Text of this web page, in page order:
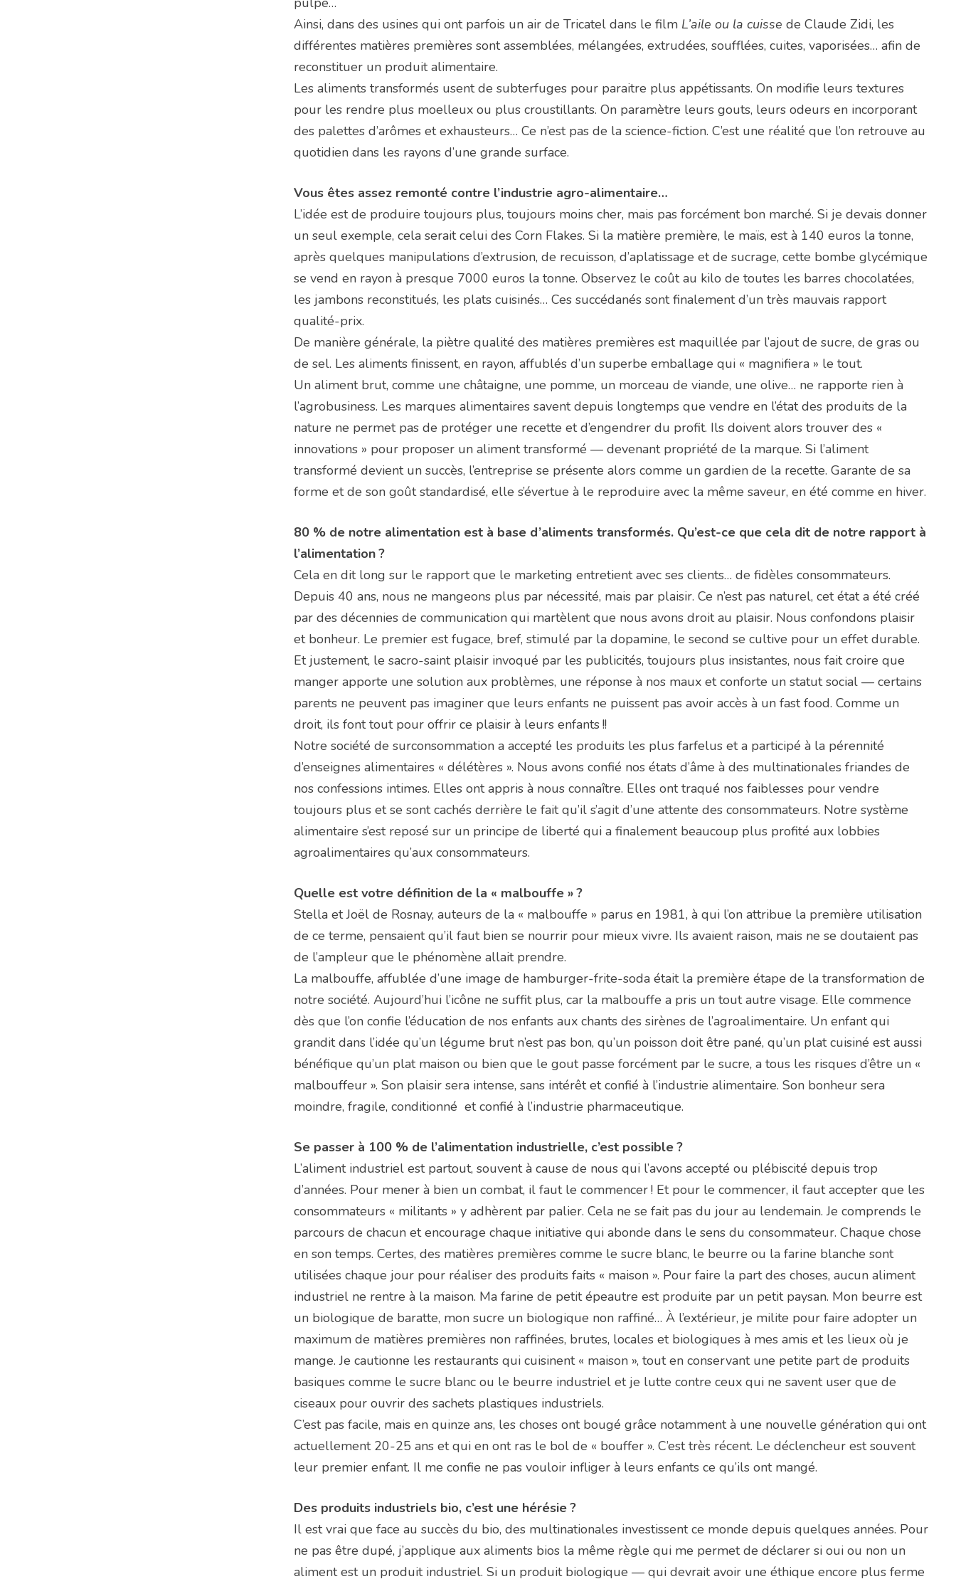
Ainsi, dans des usines qui ont parfois un air de Tricatel dans le film L’aile ou la cuissede Claude Zidi, les
différentes matières premières sont assemblées, mélangées, extrudées, soufflées, cuites, vaporisées… afin de
reconstituer un produit alimentaire.
Les aliments transformés usent de subterfuges pour paraitre plus appétissants. On modifie leurs textures
pour les rendre plus moelleux ou plus croustillants. On paramètre leurs gouts, leurs odeurs en incorporant
des palettes d’arômes et exhausteurs… Ce n’est pas de la science-fiction. C’est une réalité que l’on retrouve au
quotidien dans les rayons d’une grande surface.
Vous êtes assez remonté contre l’industrie agro-alimentaire…
L’idée est de produire toujours plus, toujours moins cher, mais pas forcément bon marché. Si je devais donner
un seul exemple, cela serait celui des Corn Flakes. Si la matière première, le maïs, est à 140 euros la tonne,
après quelques manipulations d’extrusion, de recuisson, d’aplatissage et de sucrage, cette bombe glycémique
se vend en rayon à presque 7000 euros la tonne. Observez le coût au kilo de toutes les barres chocolatées,
les jambons reconstitués, les plats cuisinés… Ces succédanés sont finalement d’un très mauvais rapport
qualité-prix.
De manière générale, la piètre qualité des matières premières est maquillée par l’ajout de sucre, de gras ou
de sel. Les aliments finissent, en rayon, affublés d’un superbe emballage qui « magnifiera » le tout.
Un aliment brut, comme une châtaigne, une pomme, un morceau de viande, une olive… ne rapporte rien à
l’agrobusiness. Les marques alimentaires savent depuis longtemps que vendre en l’état des produits de la
nature ne permet pas de protéger une recette et d’engendrer du profit. Ils doivent alors trouver des «
innovations » pour proposer un aliment transformé — devenant propriété de la marque. Si l’aliment
transformé devient un succès, l’entreprise se présente alors comme un gardien de la recette. Garante de sa
forme et de son goût standardisé, elle s’évertue à le reproduire avec la même saveur, en été comme en hiver.
80 % de notre alimentation est à base d’aliments transformés. Qu’est-ce que cela dit de notre rapport à
l’alimentation ?
Cela en dit long sur le rapport que le marketing entretient avec ses clients… de fidèles consommateurs.
Depuis 40 ans, nous ne mangeons plus par nécessité, mais par plaisir. Ce n’est pas naturel, cet état a été créé
par des décennies de communication qui martèlent que nous avons droit au plaisir. Nous confondons plaisir
et bonheur. Le premier est fugace, bref, stimulé par la dopamine, le second se cultive pour un effet durable.
Et justement, le sacro-saint plaisir invoqué par les publicités, toujours plus insistantes, nous fait croire que
manger apporte une solution aux problèmes, une réponse à nos maux et conforte un statut social — certains
parents ne peuvent pas imaginer que leurs enfants ne puissent pas avoir accès à un fast food. Comme un
droit, ils font tout pour offrir ce plaisir à leurs enfants !!
Notre société de surconsommation a accepté les produits les plus farfelus et a participé à la pérennité
d’enseignes alimentaires « délétères ». Nous avons confié nos états d’âme à des multinationales friandes de
nos confessions intimes. Elles ont appris à nous connaître. Elles ont traqué nos faiblesses pour vendre
toujours plus et se sont cachés derrière le fait qu’il s’agit d’une attente des consommateurs. Notre système
alimentaire s’est reposé sur un principe de liberté qui a finalement beaucoup plus profité aux lobbies
agroalimentaires qu’aux consommateurs.
Quelle est votre définition de la « malbouffe » ?
Stella et Joël de Rosnay, auteurs de la « malbouffe » parus en 1981, à qui l’on attribue la première utilisation
de ce terme, pensaient qu’il faut bien se nourrir pour mieux vivre. Ils avaient raison, mais ne se doutaient pas
de l’ampleur que le phénomène allait prendre.
La malbouffe, affublée d’une image de hamburger-frite-soda était la première étape de la transformation de
notre société. Aujourd’hui l’icône ne suffit plus, car la malbouffe a pris un tout autre visage. Elle commence
dès que l’on confie l’éducation de nos enfants aux chants des sirènes de l’agroalimentaire. Un enfant qui
grandit dans l’idée qu’un légume brut n’est pas bon, qu’un poisson doit être pané, qu’un plat cuisiné est aussi
bénéfique qu’un plat maison ou bien que le gout passe forcément par le sucre, a tous les risques d’être un «
malbouffeur ». Son plaisir sera intense, sans intérêt et confié à l’industrie alimentaire. Son bonheur sera
moindre, fragile, conditionné et confié à l’industrie pharmaceutique.
Se passer à 100 % de l’alimentation industrielle, c’est possible ?
L’aliment industriel est partout, souvent à cause de nous qui l’avons accepté ou plébiscité depuis trop
d’années. Pour mener à bien un combat, il faut le commencer ! Et pour le commencer, il faut accepter que les
consommateurs « militants » y adhèrent par palier. Cela ne se fait pas du jour au lendemain. Je comprends le
parcours de chacun et encourage chaque initiative qui abonde dans le sens du consommateur. Chaque chose
en son temps. Certes, des matières premières comme le sucre blanc, le beurre ou la farine blanche sont
utilisées chaque jour pour réaliser des produits faits « maison ». Pour faire la part des choses, aucun aliment
industriel ne rentre à la maison. Ma farine de petit épeautre est produite par un petit paysan. Mon beurre est
un biologique de baratte, mon sucre un biologique non raffiné… À l’extérieur, je milite pour faire adopter un
maximum de matières premières non raffinées, brutes, locales et biologiques à mes amis et les lieux où je
mange. Je cautionne les restaurants qui cuisinent « maison », tout en conservant une petite part de produits
basiques comme le sucre blanc ou le beurre industriel et je lutte contre ceux qui ne savent user que de
ciseaux pour ouvrir des sachets plastiques industriels.
C’est pas facile, mais en quinze ans, les choses ont bougé grâce notamment à une nouvelle génération qui ont
actuellement 20-25 ans et qui en ont ras le bol de « bouffer ». C’est très récent. Le déclencheur est souvent
leur premier enfant. Il me confie ne pas vouloir infliger à leurs enfants ce qu’ils ont mangé.
Des produits industriels bio, c’est une hérésie ?
Il est vrai que face au succès du bio, des multinationales investissent ce monde depuis quelques années. Pour
ne pas être dupé, j’applique aux aliments bios la même règle qui me permet de déclarer si oui ou non un
aliment est un produit industriel. Si un produit biologique — qui devrait avoir une éthique encore plus ferme